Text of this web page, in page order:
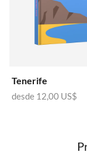
Tenerife
desde 12,00 US$